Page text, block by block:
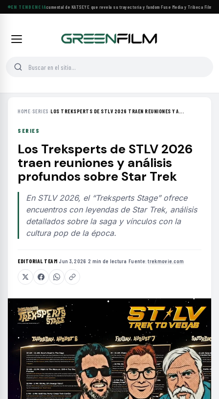
EN TENDENCIA
Llega a cines el documental de KATSEYE que revela su trayectoria y fandom·Fuse Media y Tribeca Films
HOME› SERIES ›LOS TREKSPERTS DE STLV 2026 TRAEN REUNIONES Y A...
SERIES
Los Treksperts de STLV 2026
traen reuniones y análisis
profundos sobre Star Trek
En STLV 2026, el “Treksperts Stage” ofrece
encuentros con leyendas de Star Trek, análisis
detallados sobre la saga y vínculos con la
cultura pop de la época.
EDITORIAL TEAM·Jun 3, 2026 ·2 min de lectura ·Fuente:trekmovie.com